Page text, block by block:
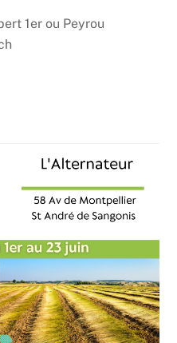
1er ou Peyrou